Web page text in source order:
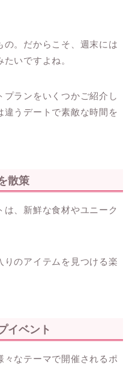
。だからこそ、週末には
いですよね。
ランをいくつかご紹介し
違うデートで素敵な時間を
散策
、新鮮な食材やユニーク
りのアイテムを見つける楽
イベント
なテーマで開催されるポ